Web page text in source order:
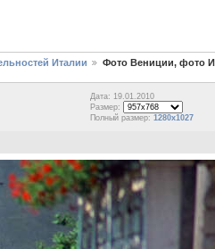
Италии
Фото Вениции, фото
Дата: 19.01.2010
Размер:
Полный размер: 1280x1027